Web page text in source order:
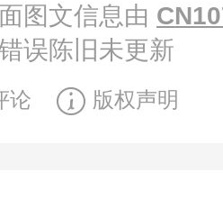
图文信息由
误陈旧未更新
论 版权声明